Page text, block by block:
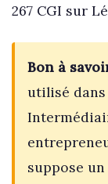
267 CGI sur
Bon à
utilisé dans
suppose